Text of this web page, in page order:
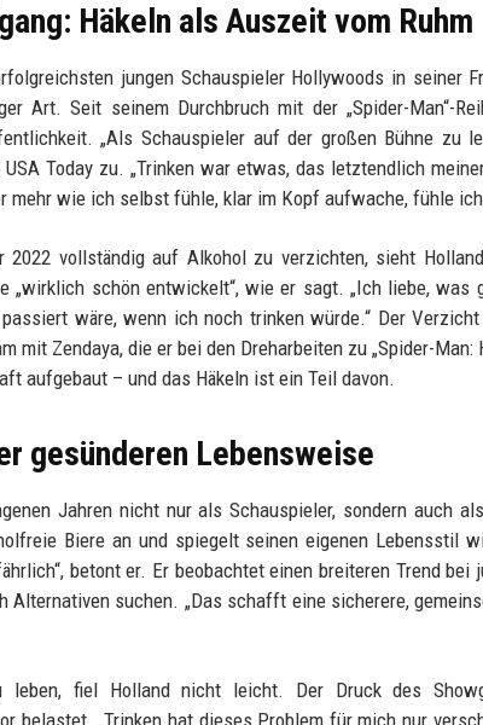
Häkeln als Auszeit vom Ruhm
jungen Schauspieler Hollywoods in seiner
Art. Seit seinem Durchbruch mit der „Spider-Man“-
„Als Schauspieler auf der großen Bühne zu
Today zu. „Trinken war etwas, das letztendlich
mehr wie ich selbst fühle, klar im Kopf aufwache, fühle
2022 vollständig auf Alkohol zu verzichten, sieht
„wirklich schön entwickelt“, wie er sagt. „Ich liebe, was
wäre, wenn ich noch trinken würde.“ Der
mit Zendaya, die er bei den Dreharbeiten zu „Spider-Man:
aufgebaut – und das Häkeln ist ein Teil davon.
gesünderen Lebensweise
Jahren nicht nur als Schauspieler, sondern auch
Biere an und spiegelt seinen eigenen Lebensstil
betont er. Er beobachtet einen breiteren Trend
Alternativen suchen. „Das schafft eine sicherere,
leben, fiel Holland nicht leicht. Der Druck des
belastet. „Trinken hat dieses Problem für mich nur